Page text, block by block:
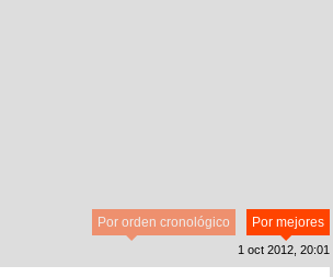
Por mejores
Por orden cronológico
1 oct 2012, 20:01